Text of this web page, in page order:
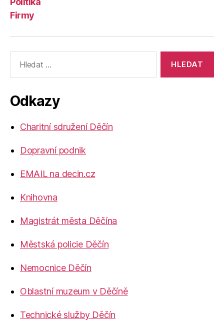
Firmy
vyhledávání:
Odkazy
Charitní sdružení Děčín
Dopravní podnik
EMAIL na decin.cz
Knihovna
Magistrát města Děčína
Městská policie Děčín
Nemocnice Děčín
Oblastní muzeum v Děčíně
Technické služby Děčín